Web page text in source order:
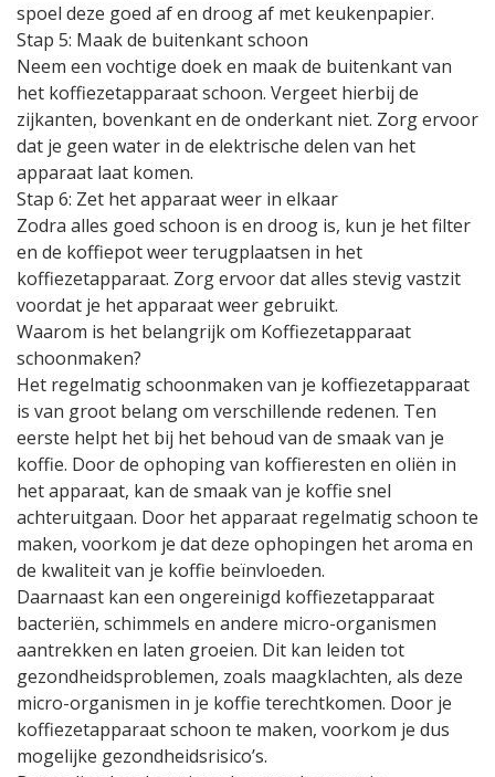
spoel deze goed af en droog af met keukenpapier.
Stap 5: Maak de buitenkant schoon
Neem een vochtige doek en maak de buitenkant van
het koffiezetapparaat schoon. Vergeet hierbij de
zijkanten, bovenkant en de onderkant niet. Zorg ervoor
dat je geen water in de elektrische delen van het
apparaat laat komen.
Stap 6: Zet het apparaat weer in elkaar
Zodra alles goed schoon is en droog is, kun je het filter
en de koffiepot weer terugplaatsen in het
koffiezetapparaat. Zorg ervoor dat alles stevig vastzit
voordat je het apparaat weer gebruikt.
Waarom is het belangrijk om Koffiezetapparaat
schoonmaken?
Het regelmatig schoonmaken van je koffiezetapparaat
is van groot belang om verschillende redenen. Ten
eerste helpt het bij het behoud van de smaak van je
koffie. Door de ophoping van koffieresten en oliën in
het apparaat, kan de smaak van je koffie snel
achteruitgaan. Door het apparaat regelmatig schoon te
maken, voorkom je dat deze ophopingen het aroma en
de kwaliteit van je koffie beïnvloeden.
Daarnaast kan een ongereinigd koffiezetapparaat
bacteriën, schimmels en andere micro-organismen
aantrekken en laten groeien. Dit kan leiden tot
gezondheidsproblemen, zoals maagklachten, als deze
micro-organismen in je koffie terechtkomen. Door je
koffiezetapparaat schoon te maken, voorkom je dus
mogelijke gezondheidsrisico’s.